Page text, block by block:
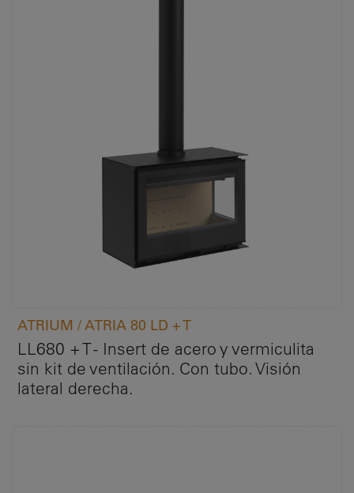
ATRIUM / ATRIA 80 LD + T
LL680 + T - Insert de acero y vermiculita
sin kit de ventilación. Con tubo. Visión
lateral derecha.